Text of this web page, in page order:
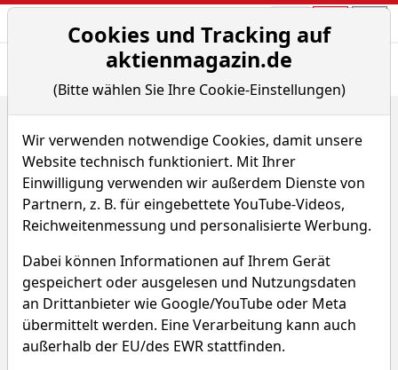
Aktien- und
Home Aktien Schaeffler AG Renditedreieck
Schaeffler Aktie
Watchlist SHA0 WKN SHA001
Schaeffler Renditedreieck
Cookies und Tracking auf
aktienmagazin.de
(Bitte wählen Sie Ihre Cookie-Einstellungen)
Wir verwenden notwendige Cookies, damit unsere
Website technisch funktioniert. Mit Ihrer
Einwilligung verwenden wir außerdem Dienste von
Partnern, z. B. für eingebettete YouTube-Videos,
Reichweitenmessung und personalisierte Werbung.
Dabei können Informationen auf Ihrem Gerät
gespeichert oder ausgelesen und Nutzungsdaten
an Drittanbieter wie Google/YouTube oder Meta
übermittelt werden. Eine Verarbeitung kann auch
außerhalb der EU/des EWR stattfinden.